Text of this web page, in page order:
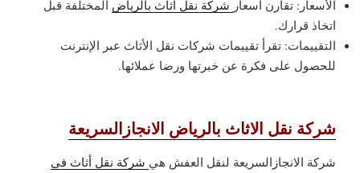
الأسعار: تقارن أسعار شركة نقل اثاث بالرياض المختلفة قبل
اتخاذ قرارك.
التقييمات: تقرأ تقييمات شركات نقل الأثاث عبر الإنترنت
للحصول على فكرة عن خبرتها ورضا عملائها.
شركة نقل الاثاث بالرياض الانجازالسريعة
شركة الانجازالسريعة لنقل العفش هي شركة نقل أثاث في